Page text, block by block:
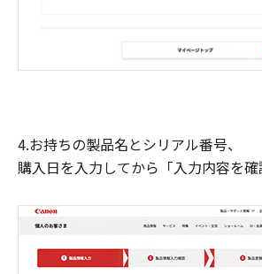
4.お持ちの製品名とシリアル番号、
購入日を入力してから「入力内容を